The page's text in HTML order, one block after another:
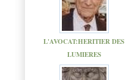
L'AVOCAT:HERITIER DES
LUMIERES